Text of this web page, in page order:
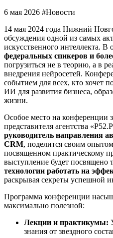
6 мая 2026 #Новости
14 мая 2024 года Нижний
обсуждения одной из самых
искусственного интеллекта. В
федеральных спикеров и
погрузиться не в теорию, а в
внедрения нейросетей.
событием для всех, кто хочет
ИИ для развития бизнеса,
жизни.
Особое место на конференции
представителя агентства
руководитель направления
CRM, поделится своим
посвященном практическому
выступление будет посвящено
технологии работать на
раскрывая секреты успешной
Программа конференции
максимально полезной:
Лекции и практикумы:
знания от звездного